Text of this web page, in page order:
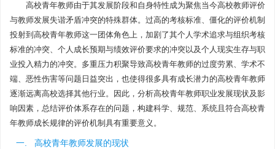
高校青年教师由于其发展阶段和自身特性成为聚焦当今高校教师评价
与教师发展失谐矛盾冲突的特殊群体。过高的考核标准、僵化的评价机制
投射到高校青年教师这一团体角色上，加剧了其个人学术追求与组织考核
标准的冲突、个人成长预期与绩效评价要求的冲突以及个人现实生存与职
业投入精力的冲突。多重压力积聚导致高校青年教师的过度劳累、学术不
端、恶性伤害等问题日益突出，也使得很多具有成长潜力的高校青年教师
逐渐远离高校选择其他行业。因此，分析高校青年教师职业发展现状及影
响因素，总结评价体系存在的问题，构建科学、规范、系统且符合高校青
年教师成长规律的评价机制具有重要意义。
一. 高校青年教师发展的现状